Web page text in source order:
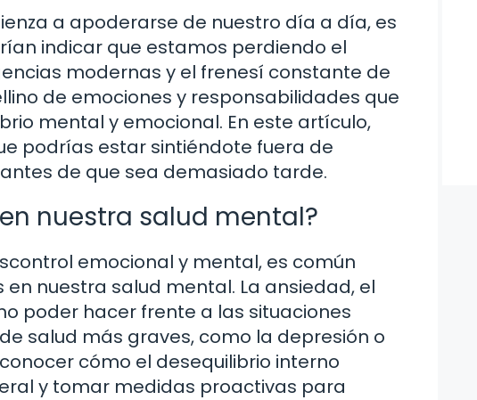
a apoderarse de nuestro día a día, es
indicar que estamos perdiendo el
modernas y el frenesí constante de
de emociones y responsabilidades que
mental y emocional. En este artículo,
podrías estar sintiéndote fuera de
de que sea demasiado tarde.
nuestra salud mental?
emocional y mental, es común
nuestra salud mental. La ansiedad, el
poder hacer frente a las situaciones
salud más graves, como la depresión o
cómo el desequilibrio interno
y tomar medidas proactivas para